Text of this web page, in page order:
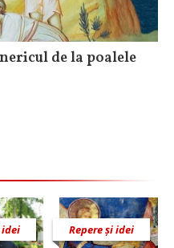
de la poalele
idei Repere și idei